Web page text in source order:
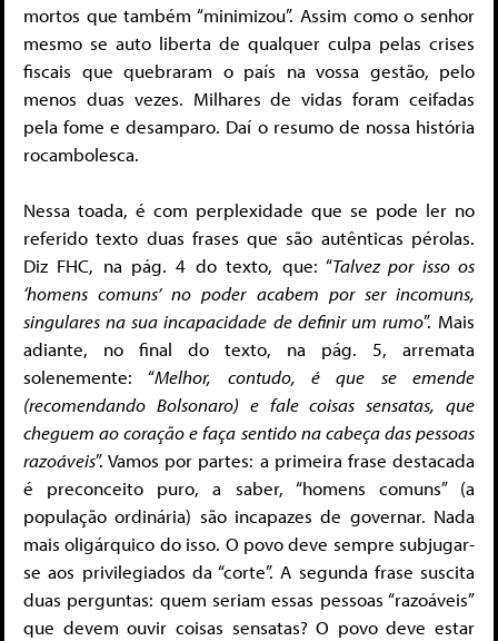
mortos que também “minimizou”. Assim como o senhor
mesmo se auto liberta de qualquer culpa pelas crises
fiscais que quebraram o país na vossa gestão, pelo
menos duas vezes. Milhares de vidas foram ceifadas
pela fome e desamparo. Daí o resumo de nossa história
rocambolesca.
Nessa toada, é com perplexidade que se pode ler no
referido texto duas frases que são autênticas pérolas.
Diz FHC, na pág. 4 do texto, que: “Talvez por isso os
‘homens comuns’ no poder acabem por ser incomuns,
singulares na sua incapacidade de definir um rumo”. Mais
adiante, no final do texto, na pág. 5, arremata
solenemente: “Melhor, contudo, é que se emende
(recomendando Bolsonaro) e fale coisas sensatas, que
cheguem ao coração e faça sentido na cabeça das pessoas
razoáveis”. Vamos por partes: a primeira frase destacada
é preconceito puro, a saber, “homens comuns” (a
população ordinária) são incapazes de governar. Nada
mais oligárquico do isso. O povo deve sempre subjugar-
se aos privilegiados da “corte”. A segunda frase suscita
duas perguntas: quem seriam essas pessoas “razoáveis”
que devem ouvir coisas sensatas? O povo deve estar